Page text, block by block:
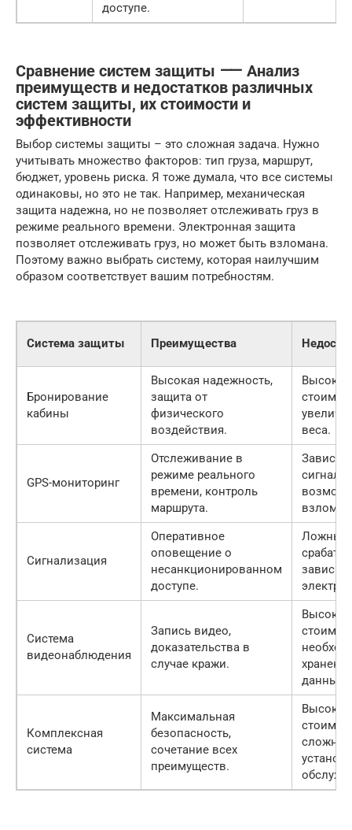
доступе.
Сравнение систем защиты ⸺ Анализ
преимуществ и недостатков различных
систем защиты, их стоимости и
эффективности
Выбор системы защиты – это сложная задача. Нужно
учитывать множество факторов: тип груза, маршрут,
бюджет, уровень риска. Я тоже думала, что все системы
одинаковы, но это не так. Например, механическая
защита надежна, но не позволяет отслеживать груз в
режиме реального времени. Электронная защита
позволяет отслеживать груз, но может быть взломана.
Поэтому важно выбрать систему, которая наилучшим
образом соответствует вашим потребностям.
Система защиты Преимущества
Бронирование
кабины
Высокая надежность,
защита от
физического
воздействия.
Высокая
веса.
GPS-мониторинг
Отслеживание в
режиме реального
времени, контроль
маршрута.
сигнала
взлома.
Сигнализация
Оперативное
оповещение о
несанкционированном
доступе.
Ложные
Система
видеонаблюдения
Запись видео,
доказательства в
случае кражи.
Высокая
данных.
Комплексная
система
Максимальная
безопасность,
сочетание всех
преимуществ.
Высокая